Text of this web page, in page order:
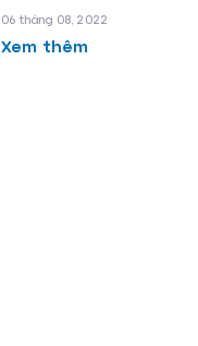
06 tháng 08, 2022
Xem thêm